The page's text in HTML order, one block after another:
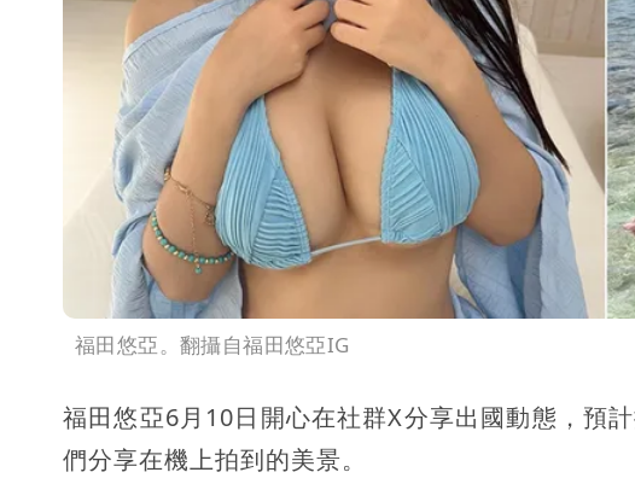
福田悠亞。翻攝自福田悠亞IG
福田悠亞6月10日開心在社群X分享出國動態，預
們分享在機上拍到的美景。